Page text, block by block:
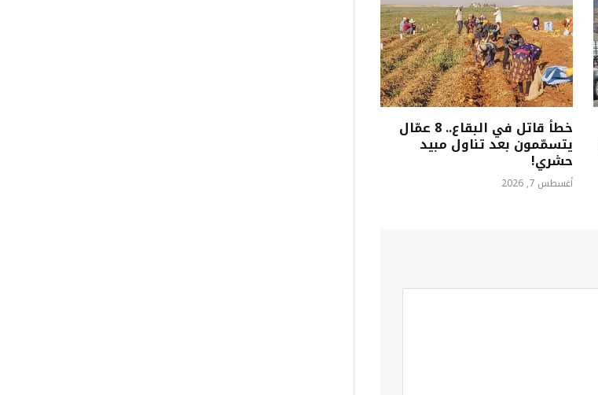
خطأ قاتل في البقاع.. 8 عمّال
يتسمّمون بعد تناول مبيد
حشري!
أغسطس 7, 2026